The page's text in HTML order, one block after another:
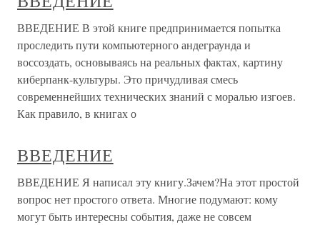
ВВЕДЕНИЕ В этой книге предпринимается попытка
проследить пути компьютерного андеграунда и
воссоздать, основываясь на реальных фактах, картину
киберпанк-культуры. Это причудливая смесь
современнейших технических знаний с моралью изгоев.
Как правило, в книгах о
ВВЕДЕНИЕ
ВВЕДЕНИЕ Я написал эту книгу.Зачем?На этот простой
вопрос нет простого ответа. Многие подумают: кому
могут быть интересны события, даже не совсем